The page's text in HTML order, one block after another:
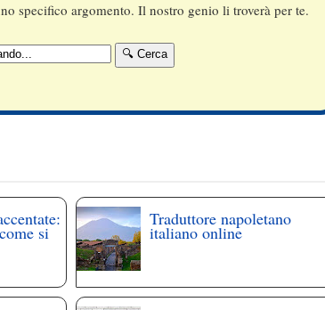
specifico argomento. Il nostro genio li troverà per te.
si
Traduttore napoletano
italiano online